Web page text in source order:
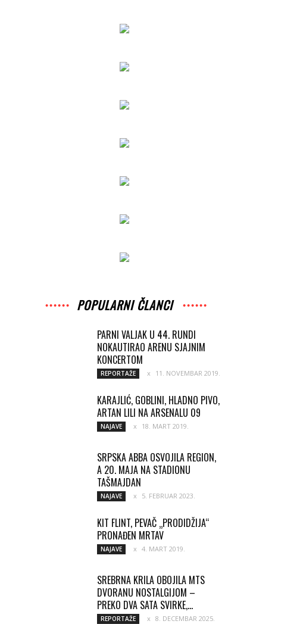
POPULARNI ČLANCI
PARNI VALJAK U 44. RUNDI
NOKAUTIRAO ARENU SJAJNIM
KONCERTOM
REPORTAŽE 11. NOVEMBAR 2019.
KARAJLIĆ, GOBLINI, HLADNO PIVO,
ARTAN LILI NA ARSENALU 09
NAJAVE 18. MART 2019.
SRPSKA ABBA OSVOJILA REGION,
A 20. MAJA NA STADIONU
TAŠMAJDAN
NAJAVE 5. FEBRUAR 2023.
KIT FLINT, PEVAČ „PRODIDŽIJA“
PRONAĐEN MRTAV
NAJAVE 4. MART 2019.
SREBRNA KRILA OBOJILA MTS
DVORANU NOSTALGIJOM –
PREKO DVA SATA SVIRKE,...
REPORTAŽE 8. DECEMBAR 2025.